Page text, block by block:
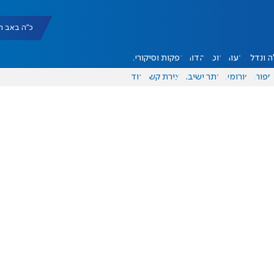
כ"ה באב תשפ"ו
ונדל"ן דעות אוכל יהדות הפקות וסיקורים
ספורט פורומים אתר ישיבה יצירת קשר עוד